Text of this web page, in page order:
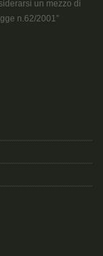
un mezzo di
n.62/2001”